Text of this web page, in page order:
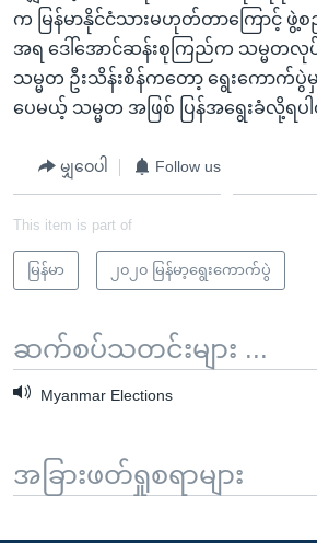
က မြန်မာနိုင်ငံသားမဟုတ်တာကြောင့် ဖွဲ့စ
အရ ဒေါ်အောင်ဆန်းစုကြည်က သမ္မတလု
သမ္မတ ဦးသိန်းစိန်ကတော့ ရွေးကောက်ပွဲ
ပေမယ့် သမ္မတ အဖြစ် ပြန်အရွေးခံလို့ရပ
မျှဝေပါ Follow us
This item is part of
မြန်မာ ၂၀၂၀ မြန်မာ့ရွေးကောက်ပွဲ
ဆက်စပ်သတင်းများ ...
Myanmar Elections
အခြားဖတ်ရှုစရာများ